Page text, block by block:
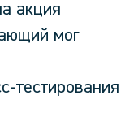
акция
мог
тестирования